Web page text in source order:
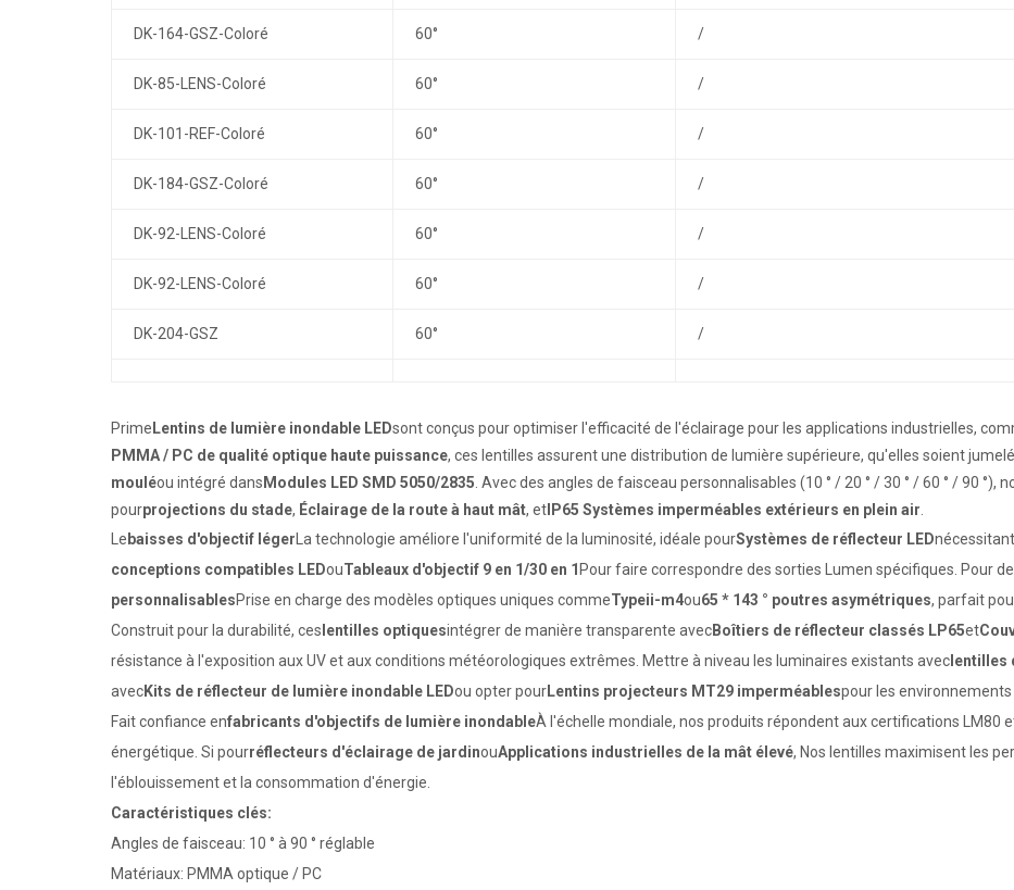
DK-164-GSZ-Coloré 60° /
DK-85-LENS-Coloré 60° /
DK-101-REF-Coloré 60° /
DK-184-GSZ-Coloré 60° /
DK-92-LENS-Coloré 60° /
DK-92-LENS-Coloré 60° /
DK-204-GSZ 60° /
Prime Lentins de lumière inondable LEDsont conçus pour optimiser l'efficacité de l'éclairage pour les applications industrielles,
PMMA / PC de qualité optique haute puissance, ces lentilles assurent une distribution de lumière supérieure, qu'elles soient
mouléou intégré dans Modules LED SMD 5050/2835 . Avec des angles de faisceau personnalisables (10 ° / 20 ° / 30 ° / 60 ° / 90
pourprojections du stade, Éclairage de la route à haut mât, et IP65 Systèmes imperméables extérieurs en plein air
Le baisses d'objectif léger La technologie améliore l'uniformité de la luminosité, idéale pourSystèmes de réflecteur LED
conceptions compatibles LEDouTableaux d'objectif 9 en 1/30 en 1 Pour faire correspondre des sorties Lumen spécifiques. Pour
personnalisablesPrise en charge des modèles optiques uniques commeTypeii-m4ou65 * 143 ° poutres asymétriques, parfait
Construit pour la durabilité, ces lentilles optiquesintégrer de manière transparente avecBoîtiers de réflecteur classés LP65et
résistance à l'exposition aux UV et aux conditions météorologiques extrêmes. Mettre à niveau les luminaires existants avec lentilles
avecKits de réflecteur de lumière inondable LEDou opter pourLentins projecteurs MT29 imperméablespour les environnements
Fait confiance enfabricants d'objectifs de lumière inondableÀ l'échelle mondiale, nos produits répondent aux certifications LM80
énergétique. Si pourréflecteurs d'éclairage de jardinouApplications industrielles de la mât élevé, Nos lentilles maximisent les
l'éblouissement et la consommation d'énergie.
Caractéristiques clés:
Angles de faisceau: 10 ° à 90 ° réglable
Matériaux: PMMA optique / PC